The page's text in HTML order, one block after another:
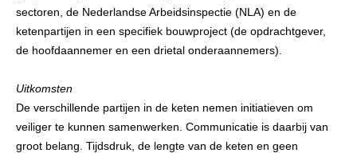
sectoren, de Nederlandse Arbeidsinspectie (NLA) en de
ketenpartijen in een specifiek bouwproject (de opdrachtgever,
de hoofdaannemer en een drietal onderaannemers).
Uitkomsten
De verschillende partijen in de keten nemen initiatieven om
veiliger te kunnen samenwerken. Communicatie is daarbij van
groot belang. Tijdsdruk, de lengte van de keten en geen